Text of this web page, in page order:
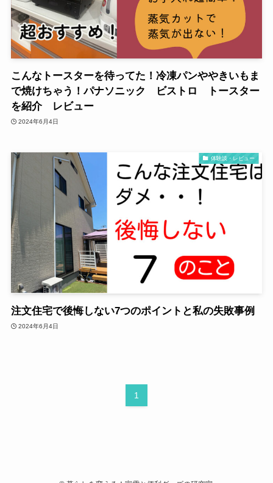
こんなトースターを待ってた！冷凍パンややきいもま
で焼けちゃう！パナソニック ビストロ トースター
を紹介 レビュー
2024年6月4日
体験談・レビュー
注文住宅で後悔しない7つのポイントと私の失敗事例
2024年6月4日
1